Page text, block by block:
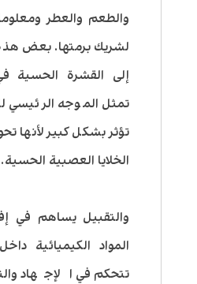
والطعم والعطر
لشريك برمتها. بعض
إلى القشرة الحسية
تمثل الموجه الرئيسي
تؤثر بشكل كبير لأنها
الخلايا العصبية الحسية.
والتقبيل يساهم في
المواد الكيميائية
تتحكم في الإجهاد